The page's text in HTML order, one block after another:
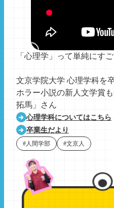
「心理学」って単純にす
文京学院大学 心理学科を
ホラー小説の新人文学賞
拓馬」さん
心理学科についてはこちら
卒業生だより
#人間学部 #文京人